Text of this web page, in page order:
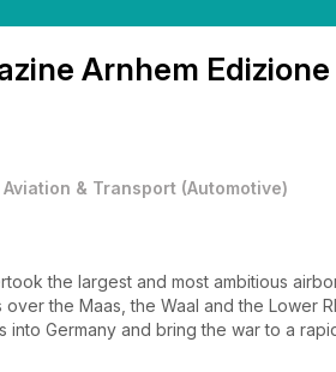
Arnhem Edizione
Aviation & Transport (Automotive)
the largest and most ambitious
the Maas, the Waal and the Lower
Germany and bring the war to a
the Lower Rhine at Arnhem, where